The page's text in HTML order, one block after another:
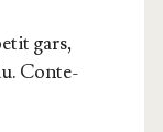
gars,
Conte-